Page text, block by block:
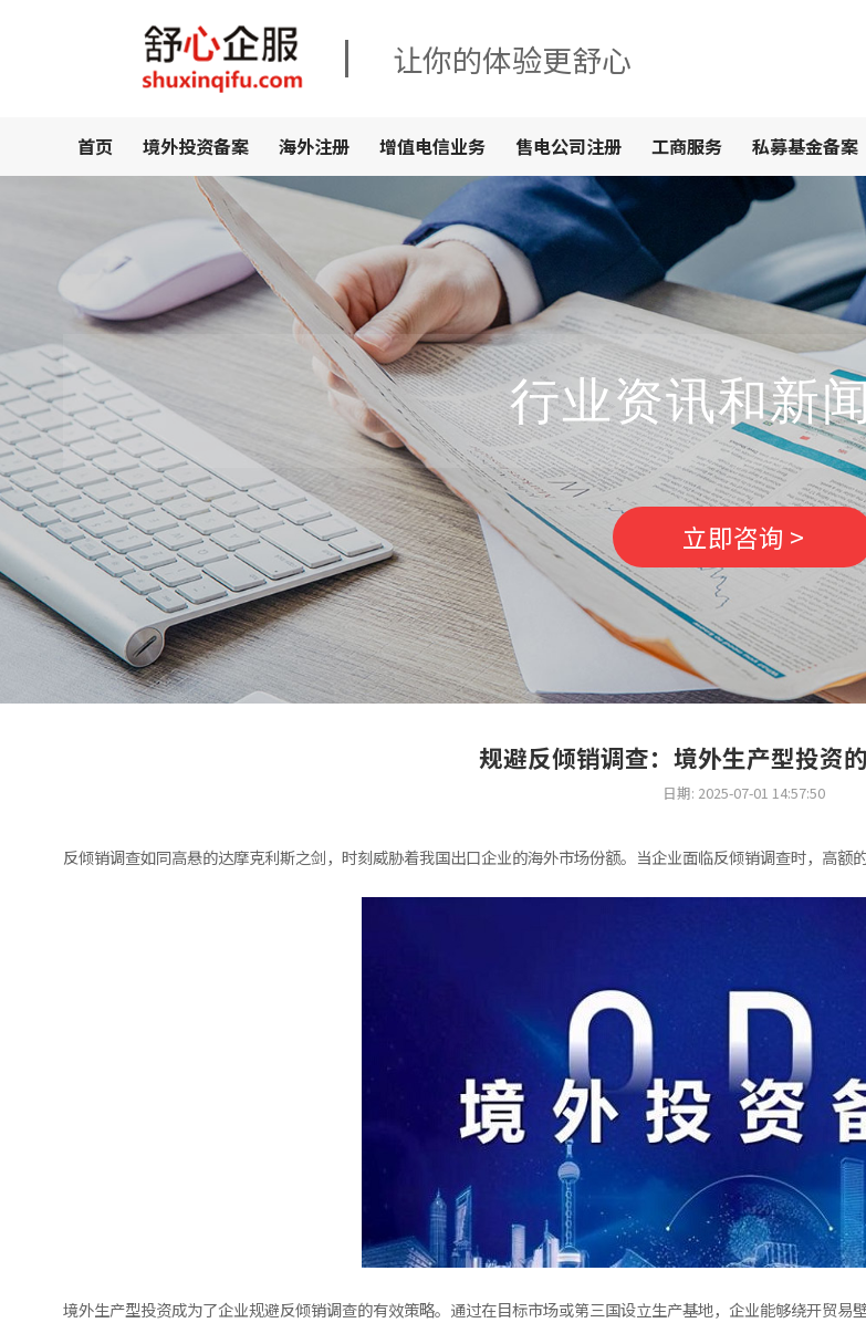
让你的体验更舒心
首页 境外投资备案 海外注册 增值电信业务 售电公司注册 工商服务 私募基金备案
行业资讯和新
立即咨询 >
规避反倾销调查：境外生产型投资
日期: 2025-07-01 14:57:50
反倾销调查如同高悬的达摩克利斯之剑，时刻威胁着我国出口企业的海外市场份额。当企业面临反倾销调查时，高额
境外生产型投资成为了企业规避反倾销调查的有效策略。通过在目标市场或第三国设立生产基地，企业能够绕开贸